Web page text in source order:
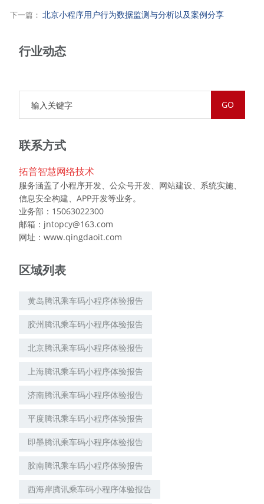
下一篇：北京小程序用户行为数据监测与分析以及案例分享
行业动态
联系方式
拓普智慧网络技术
服务涵盖了小程序开发、公众号开发、网站建设、系统实施、
信息安全构建、APP开发等业务。
业务部：15063022300
邮箱：jntopcy@163.com
网址：www.qingdaoit.com
区域列表
黄岛腾讯乘车码小程序体验报告
胶州腾讯乘车码小程序体验报告
北京腾讯乘车码小程序体验报告
上海腾讯乘车码小程序体验报告
济南腾讯乘车码小程序体验报告
平度腾讯乘车码小程序体验报告
即墨腾讯乘车码小程序体验报告
胶南腾讯乘车码小程序体验报告
西海岸腾讯乘车码小程序体验报告